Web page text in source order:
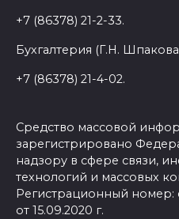
+7 (86378) 21-2-33.
Бухгалтерия (Г.Н.
+7 (86378) 21-4-02.
Средство массовой
зарегистрировано
надзору в сфере связи,
технологий и массовых
Регистрационный
от 15.09.2020 г.